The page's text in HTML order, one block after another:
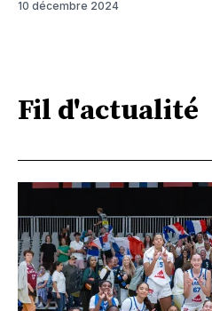
10 décembre 2024
Fil d'actualité